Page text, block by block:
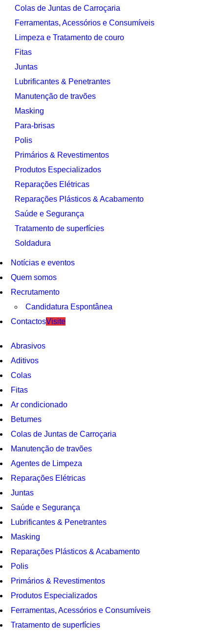
Colas de Juntas de Carroçaria
Ferramentas, Acessórios e Consumíveis
Limpeza e Tratamento de couro
Fitas
Juntas
Lubrificantes & Penetrantes
Manutenção de travões
Masking
Para-brisas
Polis
Primários & Revestimentos
Produtos Especializados
Reparações Elétricas
Reparações Plásticos & Acabamento
Saúde e Segurança
Tratamento de superfícies
Soldadura
Notícias e eventos
Quem somos
Recrutamento
Candidatura Espontânea
ContactosVisite
Abrasivos
Aditivos
Colas
Fitas
Ar condicionado
Betumes
Colas de Juntas de Carroçaria
Manutenção de travões
Agentes de Limpeza
Reparações Elétricas
Juntas
Saúde e Segurança
Lubrificantes & Penetrantes
Masking
Reparações Plásticos & Acabamento
Polis
Primários & Revestimentos
Produtos Especializados
Ferramentas, Acessórios e Consumíveis
Tratamento de superfícies